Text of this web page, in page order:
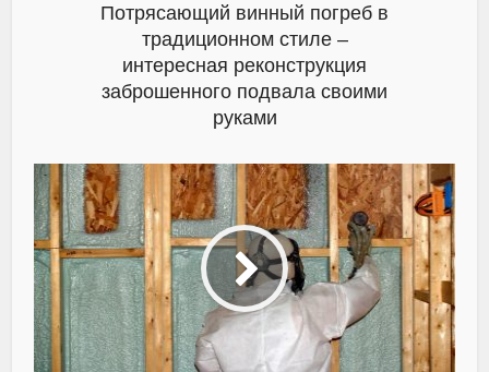
Потрясающий винный погреб в
традиционном стиле –
интересная реконструкция
заброшенного подвала своими
руками